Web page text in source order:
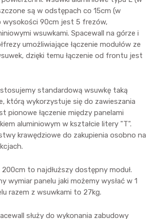
są w odstępach co 15cm (w
wysokości 90cm jest 5 frezów,
wsuwkami. Spacewall na górze i
umożliwiające łączenie modułów ze
dzięki temu łączenie od frontu jest
stosujemy standardową wsuwkę taką
którą wykorzystuje się do zawieszania
pionowe łączenie między panelami
aluminiowym w kształcie litery "T".
krawędziowe do zakupienia osobno na
to najdłuższy dostępny moduł.
wymiar panelu jaki możemy wysłać w 1
razem z wsuwkami to 27kg.
służy do wykonania zabudowy